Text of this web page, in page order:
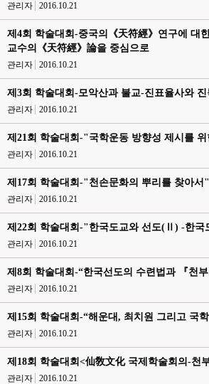
관리자 2016.10.21
제4회 학술대회-중국의《天符經》연구에 대
교수의《天符經》論을 중심으로
관리자 2016.10.21
제3회 학술대회-모악산과 불교-진표율사와
관리자 2016.10.21
제21회 학술대회-"국학운동 방향성 제시를
관리자 2016.10.21
제17회 학술대회-"천손문화의 뿌리를 찾아서"
관리자 2016.10.21
제22회 학술대회-"한국도교와 선도(Ⅱ) -한국
관리자 2016.10.21
제8회 학술대회-“한국선도의 수련법과 『천부
관리자 2016.10.21
제15회 학술대회-“해운대, 최치원 그리고 국
관리자 2016.10.21
제18회 학술대회<仙敎文化 국제학술회의-천
관리자 2016.10.21